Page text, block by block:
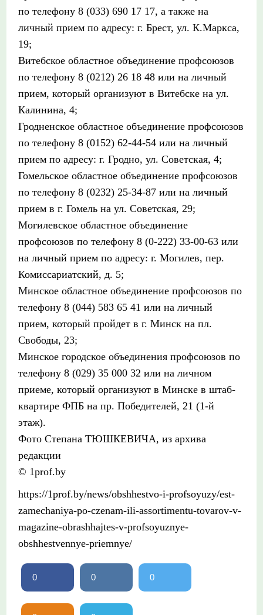
по телефону 8 (033) 690 17 17, а также на
личный прием по адресу: г. Брест, ул. К.Маркса,
19;
Витебское областное объединение профсоюзов
по телефону 8 (0212) 26 18 48 или на личный
прием, который организуют в Витебске на ул.
Калинина, 4;
Гродненское областное объединение профсоюзов
по телефону 8 (0152) 62-44-54 или на личный
прием по адресу: г. Гродно, ул. Советская, 4;
Гомельское областное объединение профсоюзов
по телефону 8 (0232) 25-34-87 или на личный
прием в г. Гомель на ул. Советская, 29;
Могилевское областное объединение
профсоюзов по телефону 8 (0-222) 33-00-63 или
на личный прием по адресу: г. Могилев, пер.
Комиссариатский, д. 5;
Минское областное объединение профсоюзов по
телефону 8 (044) 583 65 41 или на личный
прием, который пройдет в г. Минск на пл.
Свободы, 23;
Минское городское объединения профсоюзов по
телефону 8 (029) 35 000 32 или на личном
приеме, который организуют в Минске в штаб-
квартире ФПБ на пр. Победителей, 21 (1-й
этаж).
Фото Степана ТЮШКЕВИЧА, из архива
редакции
© 1prof.by
https://1prof.by/news/obshhestvo-i-profsoyuzy/est-
zamechaniya-po-czenam-ili-assortimentu-tovarov-v-
magazine-obrashhajtes-v-profsoyuznye-
obshhestvennye-priemnye/
0 0 0